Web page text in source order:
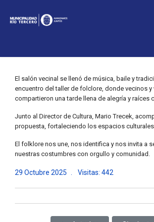
El salón vecinal se llenó de música, baile y
encuentro del taller de folclore, donde vecinos y
compartieron una tarde llena de alegría y raíces
Junto al Director de Cultura, Mario Trecek,
propuesta, fortaleciendo los espacios
El folklore nos une, nos identifica y nos invita a
nuestras costumbres con orgullo y comunidad.
29 Octubre 2025 Visitas: 442